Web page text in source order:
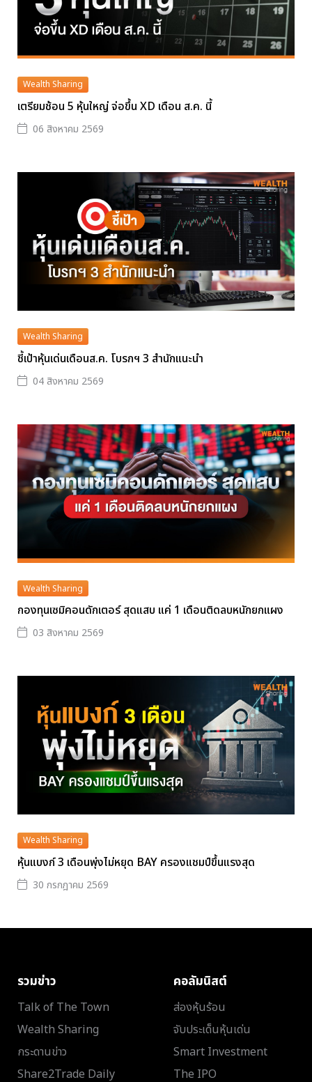
Wealth Sharing
เตรียมช้อน 5 หุ้นใหญ่ จ่อขึ้น XD เดือน ส.ค. นี้
06 สิงหาคม 2569
Wealth Sharing
ชี้เป้าหุ้นเด่นเดือนส.ค. โบรกฯ 3 สำนักแนะนำ
04 สิงหาคม 2569
Wealth Sharing
กองทุนเซมิคอนดักเตอร์ สุดแสบ แค่ 1 เดือนติดลบหนักยกแผง
03 สิงหาคม 2569
Wealth Sharing
หุ้นแบงก์ 3 เดือนพุ่งไม่หยุด BAY ครองแชมป์ขึ้นแรงสุด
30 กรกฎาคม 2569
รวมข่าว
Talk of The Town
Wealth Sharing
กระดานข่าว
Share2Trade Daily
คอลัมนิสต์
ส่องหุ้นร้อน
จับประเด็นหุ้นเด่น
Smart Investment
The IPO